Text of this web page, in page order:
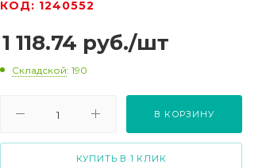
КОД: 1240552
1 118.74 руб./шт
Складской: 190
В КОРЗИНУ
КУПИТЬ В 1 КЛИК